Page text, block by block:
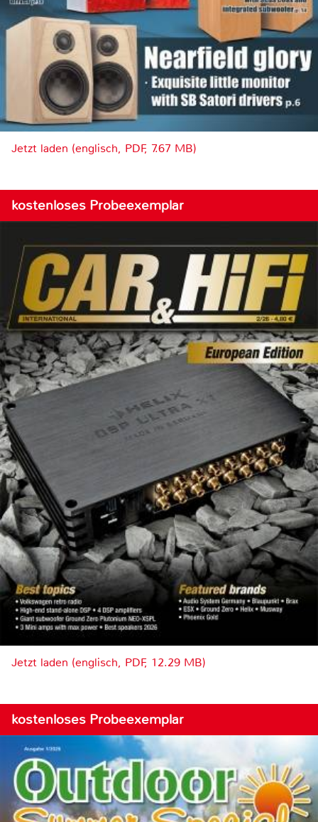
Jetzt laden (englisch, PDF, 7.67 MB)
kostenloses Probeexemplar
Jetzt laden (englisch, PDF, 12.29 MB)
kostenloses Probeexemplar